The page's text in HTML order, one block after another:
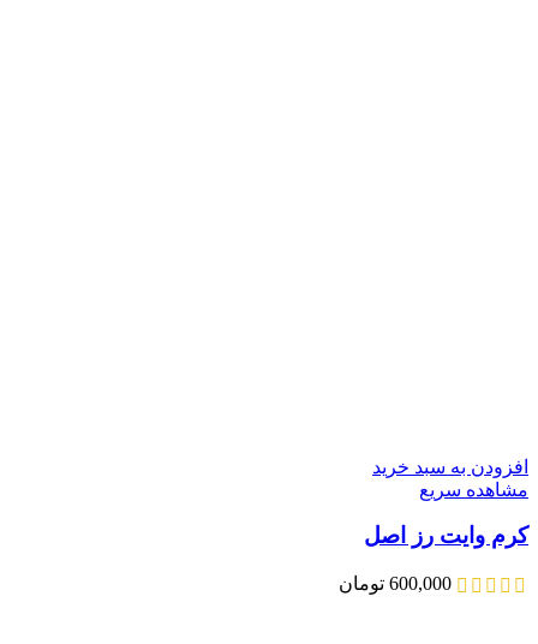
افزودن به سبد خرید
مشاهده سریع
کرم وایت رز اصل
600,000 تومان